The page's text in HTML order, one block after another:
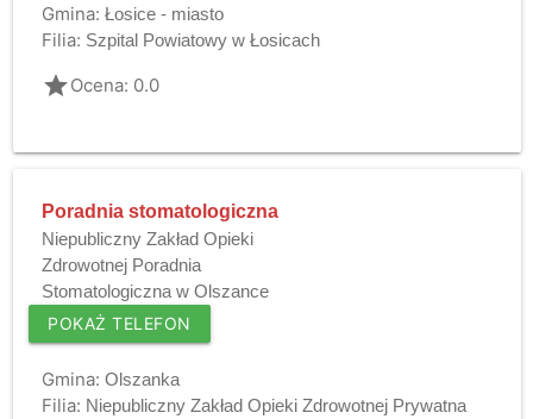
Gmina: Łosice - miasto
Filia: Szpital Powiatowy w Łosicach
gradeOcena: 0.0
Poradnia stomatologiczna
Niepubliczny Zakład Opieki
Zdrowotnej Poradnia
Stomatologiczna w Olszance
POKAŻ TELEFON
Gmina: Olszanka
Filia: Niepubliczny Zakład Opieki Zdrowotnej Prywatna